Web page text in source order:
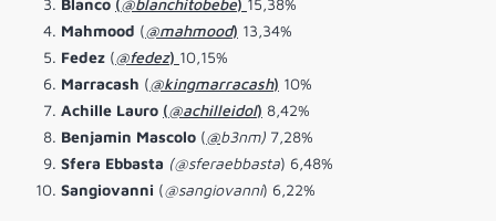
Blanco (@blanchitobebe) 15,38%
Mahmood (@mahmood) 13,34%
Fedez (@fedez) 10,15%
Marracash (@kingmarracash) 10%
Achille Lauro (@achilleidol) 8,42%
Benjamin Mascolo (@b3nm) 7,28%
Sfera Ebbasta (@sferaebbasta) 6,48%
Sangiovanni (@sangiovanni) 6,22%